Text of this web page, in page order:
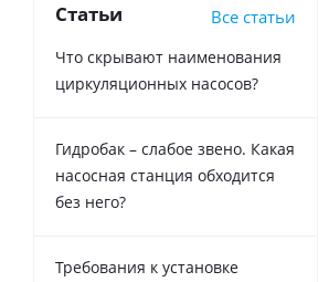
Статьи Все статьи
Что скрывают наименования
циркуляционных насосов?
Гидробак – слабое звено. Какая
насосная станция обходится
без него?
Требования к установке